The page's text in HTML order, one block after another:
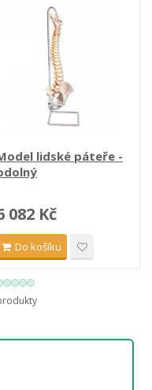
lidské páteře -
082 Kč
Do košíku